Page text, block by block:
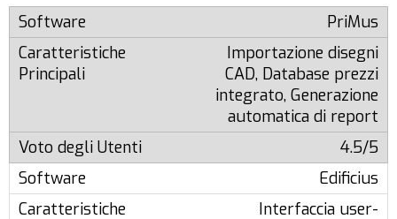
PriMus
Importazione disegni
CAD, Database prezzi
integrato, Generazione
automatica di report
4.5/5
Edificius
Interfaccia user-